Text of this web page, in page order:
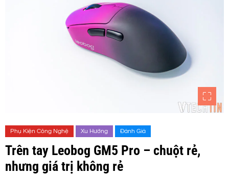
Phụ Kiện Công Nghệ Xu Hướng Đánh Giá
Trên tay Leobog GM5 Pro – chuột rẻ,
nhưng giá trị không rẻ